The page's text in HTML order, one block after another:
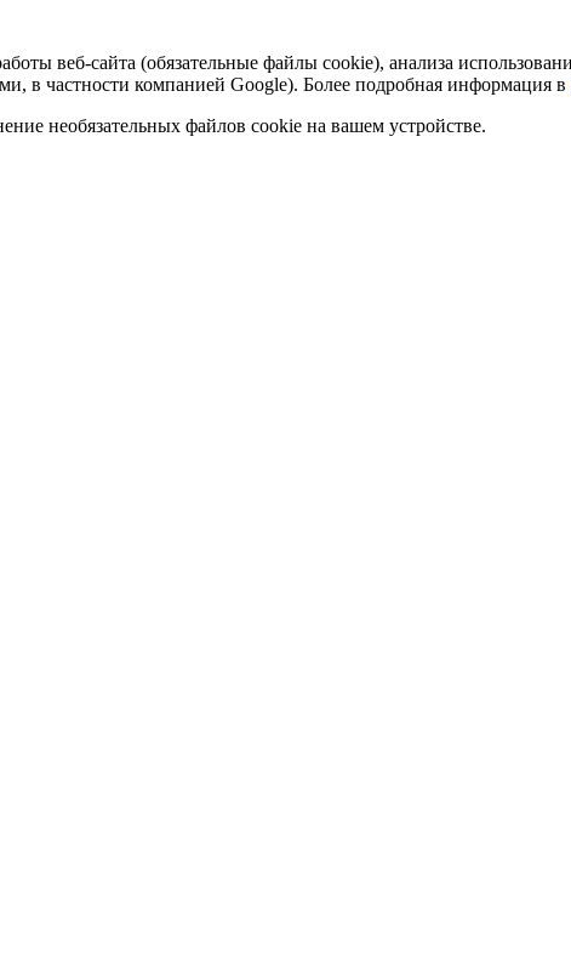
веб-сайта (обязательные файлы cookie), анализа
в частности компанией Google). Более подробная информация в
необязательных файлов cookie на вашем устройстве.